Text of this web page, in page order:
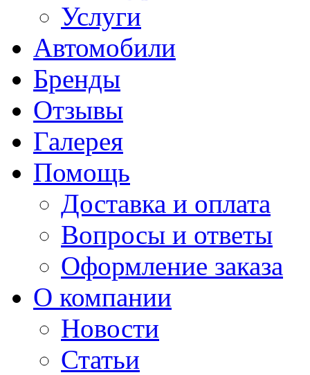
Услуги
Автомобили
Бренды
Отзывы
Галерея
Помощь
Доставка и оплата
Вопросы и ответы
Оформление заказа
О компании
Новости
Статьи